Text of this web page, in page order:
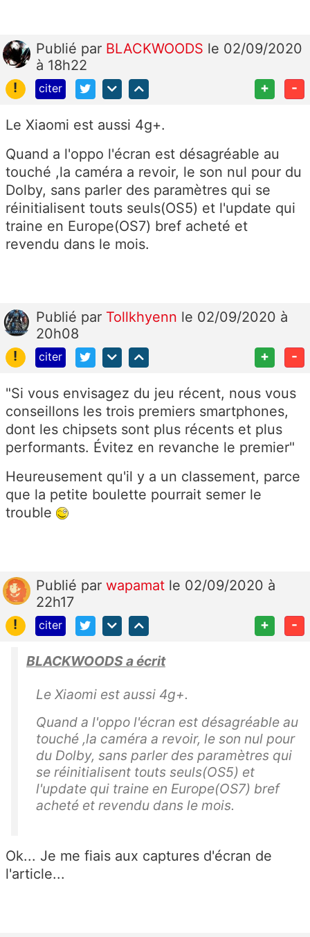
Publié par BLACKWOODS le 02/09/2020
à 18h22
!
citer + -
Le Xiaomi est aussi 4g+.
Quand a l'oppo l'écran est désagréable au
touché ,la caméra a revoir, le son nul pour du
Dolby, sans parler des paramètres qui se
réinitialisent touts seuls(OS5) et l'update qui
traine en Europe(OS7) bref acheté et
revendu dans le mois.
Publié par Tollkhyenn le 02/09/2020 à
20h08
!
citer + -
"Si vous envisagez du jeu récent, nous vous
conseillons les trois premiers smartphones,
dont les chipsets sont plus récents et plus
performants. Évitez en revanche le premier"
Heureusement qu'il y a un classement, parce
que la petite boulette pourrait semer le
trouble
Publié par wapamat le 02/09/2020 à
22h17
!
citer + -
BLACKWOODS a écrit
Le Xiaomi est aussi 4g+.
Quand a l'oppo l'écran est désagréable au
touché ,la caméra a revoir, le son nul pour
du Dolby, sans parler des paramètres qui
se réinitialisent touts seuls(OS5) et
l'update qui traine en Europe(OS7) bref
acheté et revendu dans le mois.
Ok... Je me fiais aux captures d'écran de
l'article...